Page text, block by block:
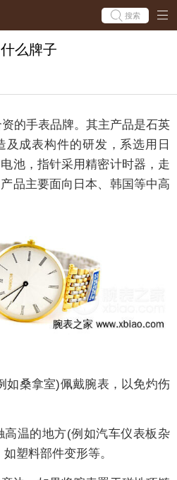
搜索
么牌子
的手表品牌。其主产品是石英
成表构件的研发，系选用日
池，指针采用精密计时器，走
品主要面向日本、韩国等中高
桑拿室)佩戴腕表，以免灼伤
温的地方(例如汽车仪表板杂
塑料部件变形等。